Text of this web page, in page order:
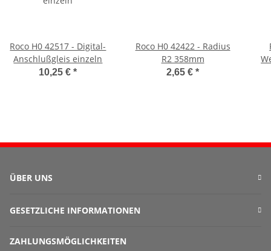
Roco H0 42517 - Digital-
Anschlußgleis einzeln
10,25 €*
Roco H0 42422 - Radius
R2 358mm
2,65 €*
ÜBER UNS
GESETZLICHE INFORMATIONEN
ZAHLUNGSMÖGLICHKEITEN